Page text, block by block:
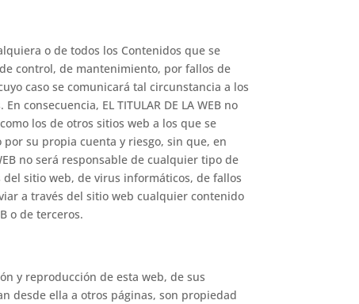
o de todos los Contenidos que se
control, de mantenimiento, por fallos de
caso se comunicará tal circunstancia a los
consecuencia, EL TITULAR DE LA WEB no
los de otros sitios web a los que se
su propia cuenta y riesgo, sin que, en
no será responsable de cualquier tipo de
sitio web, de virus informáticos, de fallos
a través del sitio web cualquier contenido
o de terceros.
y reproducción de esta web, de sus
desde ella a otros páginas, son propiedad